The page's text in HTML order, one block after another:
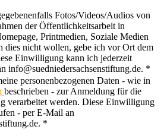
Fotos/Videos/Audios von
der Öffentlichkeitsarbeit in
Printmedien, Soziale Medien
dies nicht wollen, gebe ich vor Ort dem
Einwilligung kann ich jederzeit
info@suedniedersachsenstiftung.de. *
personenbezogenen Daten - wie in
beschrieben - zur Anmeldung für die
verarbeitet werden. Diese Einwilligung
- per E-Mail an
*